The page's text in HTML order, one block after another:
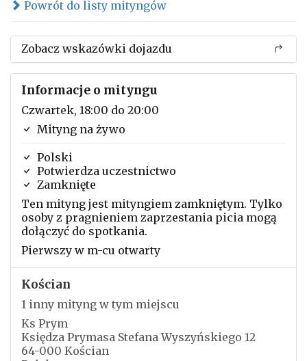
Powrót do listy mityngów
Zobacz wskazówki dojazdu
Informacje o mityngu
Czwartek, 18:00 do 20:00
Mityng na żywo
Polski
Potwierdza uczestnictwo
Zamknięte
Ten mityng jest mityngiem zamkniętym. Tylko
osoby z pragnieniem zaprzestania picia mogą
dołączyć do spotkania.
Pierwszy w m-cu otwarty
Kościan
1 inny mityng w tym miejscu
Ks Prym
Księdza Prymasa Stefana Wyszyńskiego 12
64-000 Kościan